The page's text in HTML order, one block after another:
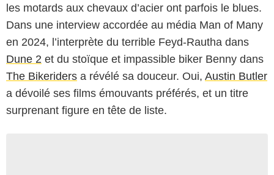
les motards aux chevaux d’acier ont parfois le blues.
Dans une interview accordée au média Man of Many
en 2024, l’interprète du terrible Feyd-Rautha dans
Dune 2 et du stoïque et impassible biker Benny dans
The Bikeriders a révélé sa douceur. Oui, Austin Butler
a dévoilé ses films émouvants préférés, et un titre
surprenant figure en tête de liste.